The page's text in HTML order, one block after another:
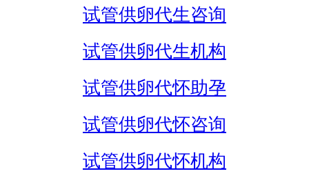
试管供卵代生咨询
试管供卵代生机构
试管供卵代怀助孕
试管供卵代怀咨询
试管供卵代怀机构